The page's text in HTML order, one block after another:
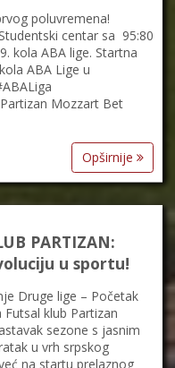
poluvremena!
centar sa 95:80
kola ABA lige. Startna
ABA Lige u
Mozzart Bet
Opširnije
PARTIZAN:
u sportu!
Druge lige – Početak
klub Partizan
sezone s jasnim
u vrh srpskog
na startu prelaznog